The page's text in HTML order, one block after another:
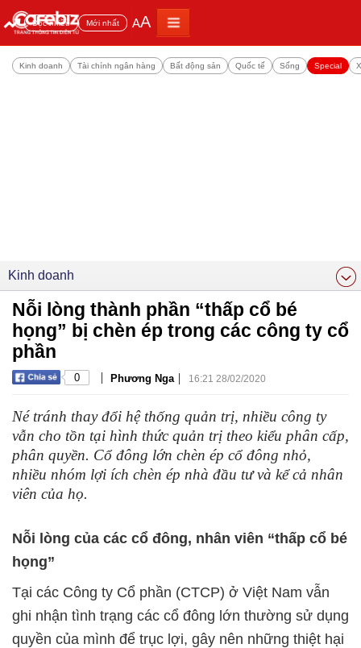
Đọc nhiều Mới nhất AA
Kinh doanh Tài chính ngân hàng Bất động sản Quốc tế Sống Special
Kinh doanh
Nỗi lòng thành phần “thấp cổ bé
họng” bị chèn ép trong các công ty cổ
phần
0 | Phương Nga | 16:21 28/02/2020
Né tránh thay đổi hệ thống quản trị, nhiều công ty
vẫn cho tồn tại hình thức quản trị theo kiểu phân cấp,
phân quyền. Cổ đông lớn chèn ép cổ đông nhỏ,
nhiều nhóm lợi ích chèn ép nhà đầu tư và kể cả nhân
viên của họ.
Nỗi lòng của các cổ đông, nhân viên “thấp cổ bé
họng”
Tại các Công ty Cổ phần (CTCP) ở Việt Nam vẫn
ghi nhận tình trạng các cổ đông lớn thường sử dụng
quyền của mình để trục lợi, gây nên những thiệt hại